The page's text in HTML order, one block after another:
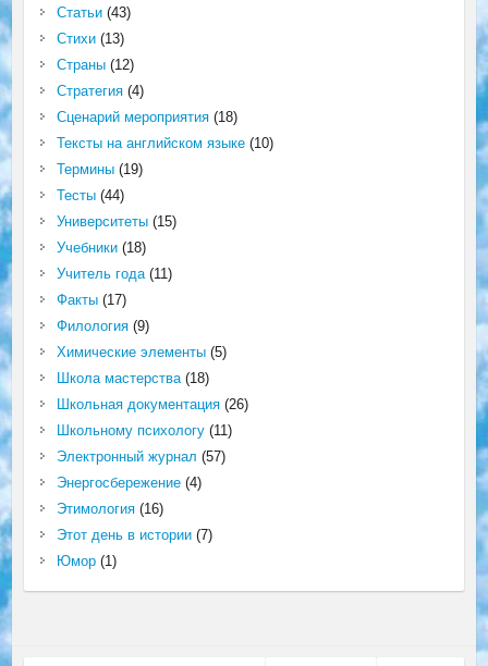
Статьи(43)
Стихи(13)
Страны(12)
Стратегия(4)
Сценарий мероприятия(18)
Тексты на английском языке(10)
Термины(19)
Тесты(44)
Университеты(15)
Учебники(18)
Учитель года(11)
Факты(17)
Филология(9)
Химические элементы(5)
Школа мастерства(18)
Школьная документация(26)
Школьному психологу(11)
Электронный журнал (57)
Энергосбережение(4)
Этимология(16)
Этот день в истории(7)
Юмор(1)